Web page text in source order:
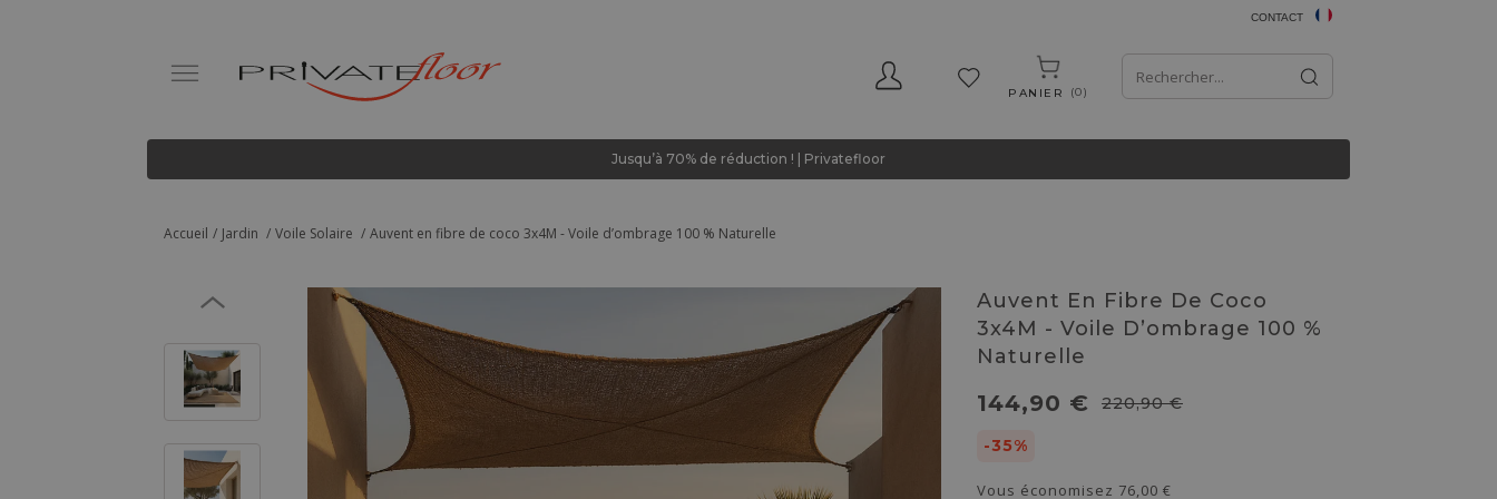
CONTACT
PANIER 0
Jusqu’à 70% de réduction ! | Privatefloor
Accueil Jardin Voile Solaire Auvent en fibre de coco 3x4M - Voile d’ombrage 100 % Naturelle
Auvent En Fibre De Coco
3x4M - Voile D’ombrage 100 %
Naturelle
144,90 € 220,90 €
-35%
Vous économisez 76,00 €